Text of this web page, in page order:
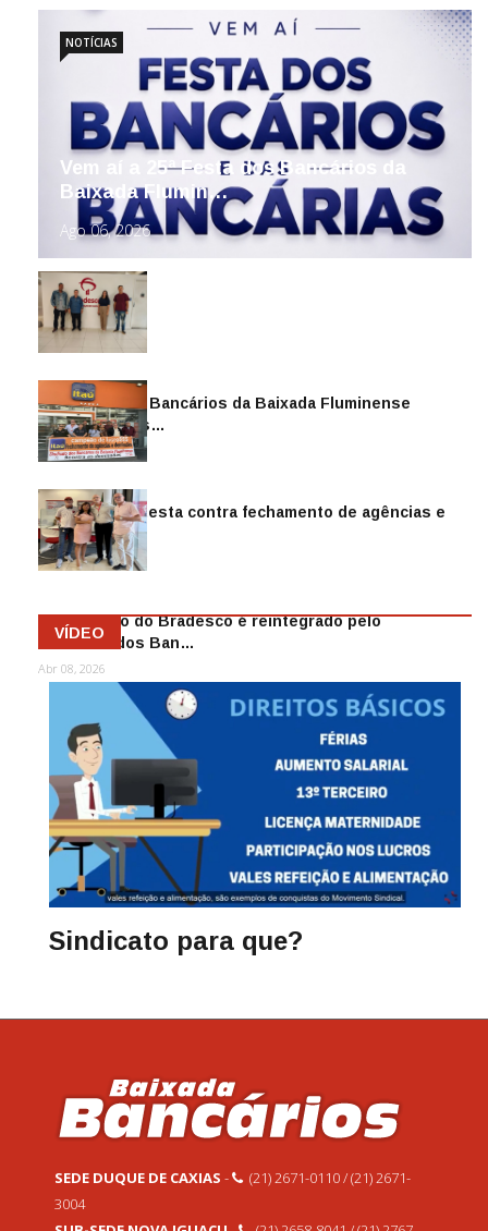
Vem aí a 25ª Festa dos Bancários da
Baixada Flumin…
Ago 06, 2026
NOTÍCIAS
Sindicato dos Bancários da Baixada Fluminense
reintegra mais…
Jul 14, 2026
Sindicato protesta contra fechamento de agências e
as demiss…
Mai 13, 2026
Funcionário do Bradesco é reintegrado pelo
Sindicato dos Ban…
Abr 08, 2026
VÍDEO
Sindicato para que?
SEDE DUQUE DE CAXIAS -
(21) 2671-0110 / (21) 2671-
3004